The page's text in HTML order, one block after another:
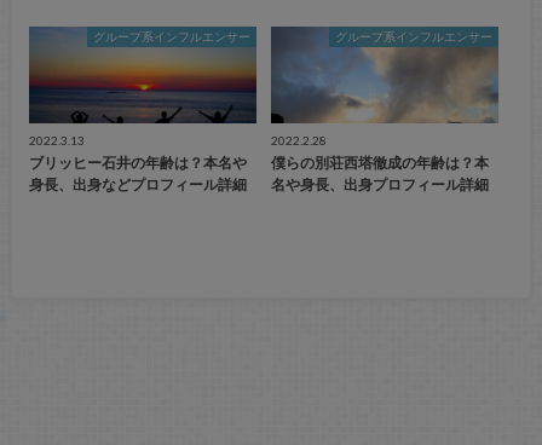
グループ系インフルエンサー
2022.3.13
ブリッヒー石井の年齢は？本名や
身長、出身などプロフィール詳細
グループ系インフルエンサー
2022.2.28
僕らの別荘西塔徹成の年齢は？本
名や身長、出身プロフィール詳細